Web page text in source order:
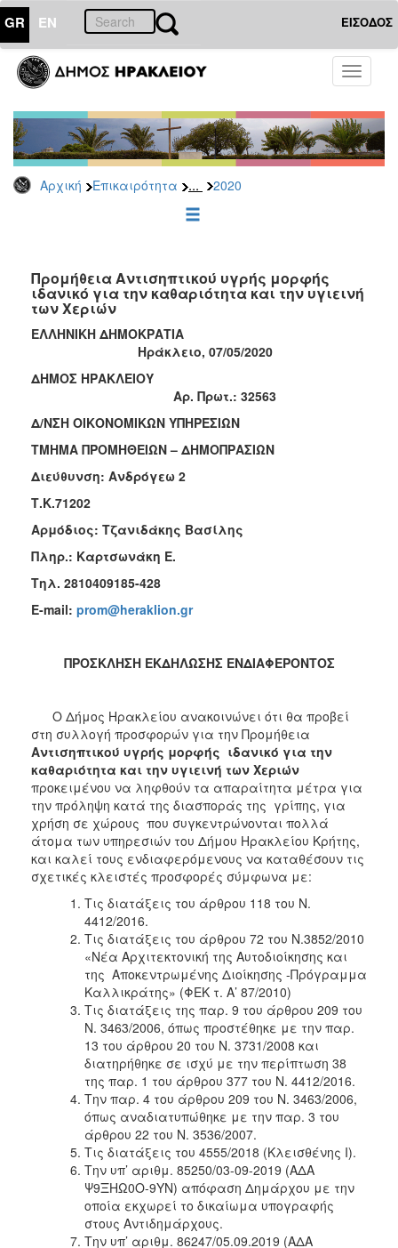
GR EN ΕΙΣΟΔΟΣ
Toggle
Αρχική Επικαιρότητα ... 2020
ΕΠΙΚΑΙΡΟΤΗΤΑ
-
Δημοπρασίες
Αρχείο
2026
2022
2021
2019
2017
2016
2015
2013
ΔΗΜΟΤΗΣ
Προμήθεια Αντισηπτικού υγρής μορφής
ιδανικό για την καθαριότητα και την υγιεινή
των Χεριών
ΕΛΛΗΝΙΚΗ ΔΗΜΟΚΡΑΤΙΑ
Ηράκλειο, 07/05/2020
ΔΗΜΟΣ ΗΡΑΚΛΕΙΟΥ
Aρ. Πρωτ.: 32563
Δ/ΝΣΗ ΟΙΚΟΝΟΜΙΚΩΝ ΥΠΗΡΕΣΙΩΝ
ΤΜΗΜΑ ΠΡΟΜΗΘΕΙΩΝ – ΔΗΜΟΠΡΑΣΙΩΝ
Διεύθυνση: Ανδρόγεω 2
Τ.Κ.71202
Αρμόδιος: Τζανιδάκης Βασίλης
Πληρ.: Καρτσωνάκη Ε.
Τηλ. 2810409185-428
E-mail: prom@heraklion.gr
ΠΡΟΣΚΛΗΣΗ ΕΚΔΗΛΩΣΗΣ ΕΝΔΙΑΦΕΡΟΝΤΟΣ
Ο Δήμος Ηρακλείου ανακοινώνει ότι θα προβεί
στη συλλογή προσφορών για την Προμήθεια
Αντισηπτικού υγρής μορφής ιδανικό για την
καθαριότητα και την υγιεινή των Χεριών
προκειμένου να ληφθούν τα απαραίτητα μέτρα για
την πρόληψη κατά της διασποράς της γρίπης, για
χρήση σε χώρους που συγκεντρώνονται πολλά
άτομα των υπηρεσιών του Δήμου Ηρακλείου Κρήτης,
και καλεί τους ενδιαφερόμενους να καταθέσουν τις
σχετικές κλειστές προσφορές σύμφωνα με:
Τις διατάξεις του άρθρου 118 του Ν.
4412/2016.
Τις διατάξεις του άρθρου 72 του Ν.3852/2010
«Νέα Αρχιτεκτονική της Αυτοδιοίκησης και
της Αποκεντρωμένης Διοίκησης -Πρόγραμμα
Καλλικράτης» (ΦΕΚ τ. Α’ 87/2010)
Τις διατάξεις της παρ. 9 του άρθρου 209 του
Ν. 3463/2006, όπως προστέθηκε με την παρ.
13 του άρθρου 20 του Ν. 3731/2008 και
διατηρήθηκε σε ισχύ με την περίπτωση 38
της παρ. 1 του άρθρου 377 του Ν. 4412/2016.
Την παρ. 4 του άρθρου 209 του Ν. 3463/2006,
όπως αναδιατυπώθηκε με την παρ. 3 του
άρθρου 22 του Ν. 3536/2007.
Τις διατάξεις του 4555/2018 (Κλεισθένης I).
Την υπ’ αριθμ. 85250/03-09-2019 (ΑΔΑ
Ψ9ΞΗΩ0Ο-9ΥΝ) απόφαση Δημάρχου με την
οποία εκχωρεί το δικαίωμα υπογραφής
στους Αντιδημάρχους.
Την υπ’ αριθμ. 86247/05.09.2019 (ΑΔΑ